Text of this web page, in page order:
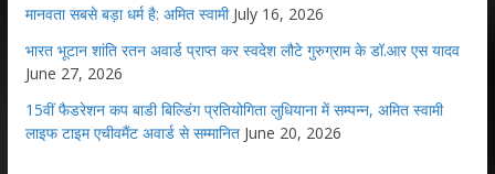
मानवता सबसे बड़ा धर्म है: अमित स्वामी July 16, 2026
भारत भूटान शांति रतन अवार्ड प्राप्त कर स्वदेश लौटे गुरुग्राम के डॉ.आर एस यादव
June 27, 2026
15वीं फैडरेशन कप बाडी बिल्डिंग प्रतियोगिता लुधियाना में सम्पन्न, अमित स्वामी
लाइफ टाइम एचीवमैंट अवार्ड से सम्मानित June 20, 2026